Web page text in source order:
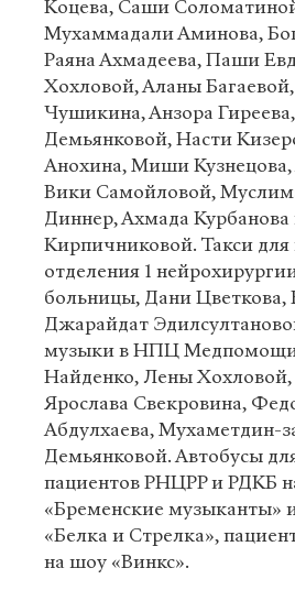
Коцева, Саши
Мухаммадали Аминова,
Раяна Ахмадеева, Паши
Хохловой, Аланы
Чушикина, Анзора
Демьянковой, Насти
Анохина, Миши
Вики Самойловой,
Диннер, Ахмада
Кирпичниковой. Такси для
отделения 1
больницы, Дани Цветкова,
Джарайдат
музыки в НПЦ Медпомощи
Найденко, Лены Хохловой,
Ярослава Свекровина,
Абдулхаева, Мухаметдин-
Демьянковой. Автобусы
пациентов РНЦРР и РДКБ
«Бременские музыканты»
«Белка и Стрелка»,
на шоу «Винкс».